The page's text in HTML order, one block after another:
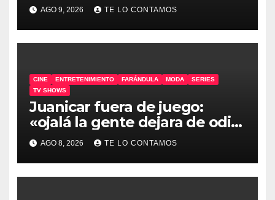
AGO 9, 2026 TE LO CONTAMOS
CINE ENTRETENIMIENTO FARÁNDULA MODA
SERIES
TV SHOWS
Juanicar fuera de juego:
«ojalá la gente dejara de odiar
tanto»
AGO 8, 2026 TE LO CONTAMOS